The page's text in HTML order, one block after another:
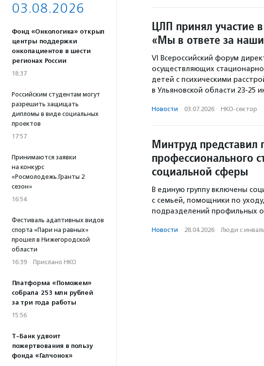
03.08.2026
Фонд «Онкологика» открыл
центры поддержки
онкопациентов в шести
регионах России
18:37
Российским студентам могут
разрешить защищать
дипломы в виде социальных
проектов
17:57
Принимаются заявки
на конкурс
«Росмолодежь.Гранты 2
сезон»
16:54
Фестиваль адаптивных видов
спорта «Пари на равных»
прошел в Нижегородской
области
16:39 · Прислано НКО
Платформа «Поможем»
собрала 253 млн рублей
за три года работы
15:56
Т-Банк удвоит
пожертвования в пользу
фонда «Галчонок»
ЦЛП принял участие
«Мы в ответе за
VI Всероссийский форум
осуществляющих
детей с психическими
в Ульяновской области 23-25
Новости · 03.07.2026 · НКО-сектор
Минтруд представил
профессионального
социальной сферы
В единую группу включены
с семьей, помощники по
подразделений профильных
Новости · 28.04.2026 · Люди с